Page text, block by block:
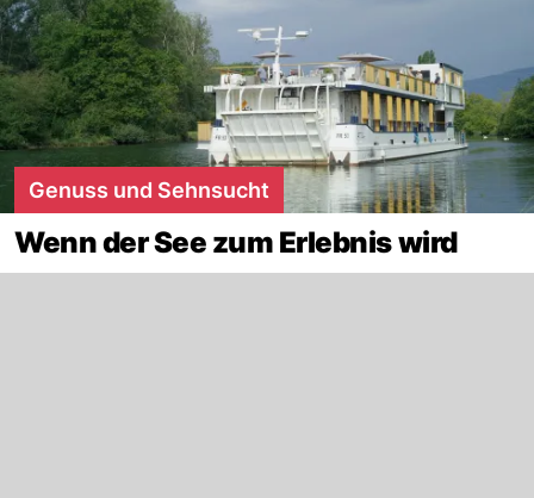
Genuss und Sehnsucht
Wenn der See zum Erlebnis wird